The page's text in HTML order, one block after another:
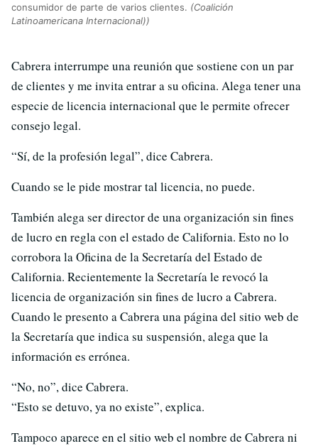
consumidor de parte de varios clientes. (Coalición
Latinoamericana Internacional))
Cabrera interrumpe una reunión que sostiene con un par
de clientes y me invita entrar a su oficina. Alega tener una
especie de licencia internacional que le permite ofrecer
consejo legal.
“Sí, de la profesión legal”, dice Cabrera.
Cuando se le pide mostrar tal licencia, no puede.
También alega ser director de una organización sin fines
de lucro en regla con el estado de California. Esto no lo
corrobora la Oficina de la Secretaría del Estado de
California. Recientemente la Secretaría le revocó la
licencia de organización sin fines de lucro a Cabrera.
Cuando le presento a Cabrera una página del sitio web de
la Secretaría que indica su suspensión, alega que la
información es errónea.
“No, no”, dice Cabrera.
“Esto se detuvo, ya no existe”, explica.
Tampoco aparece en el sitio web el nombre de Cabrera ni